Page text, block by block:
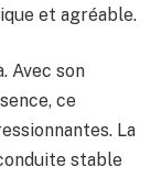
et agréable.
Avec son
ce
La
stable